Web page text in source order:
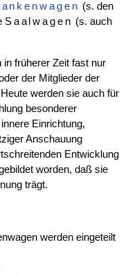
(s. den
Saalwagen (s. auch
in früherer Zeit fast nur
der Mitglieder der
werden sie auch für
besonderer
Einrichtung,
Anschauung
Entwicklung
worden, daß sie
trägt.
werden eingeteilt